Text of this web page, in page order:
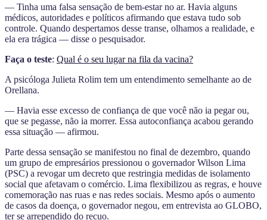
— Tinha uma falsa sensação de bem-estar no ar. Havia alguns
médicos, autoridades e políticos afirmando que estava tudo sob
controle. Quando despertamos desse transe, olhamos a realidade, e
ela era trágica — disse o pesquisador.
Faça o teste: Qual é o seu lugar na fila da vacina?
A psicóloga Julieta Rolim tem um entendimento semelhante ao de
Orellana.
— Havia esse excesso de confiança de que você não ia pegar ou,
que se pegasse, não ia morrer. Essa autoconfiança acabou gerando
essa situação — afirmou.
Parte dessa sensação se manifestou no final de dezembro, quando
um grupo de empresários pressionou o governador Wilson Lima
(PSC) a revogar um decreto que restringia medidas de isolamento
social que afetavam o comércio. Lima flexibilizou as regras, e houve
comemoração nas ruas e nas redes sociais. Mesmo após o aumento
de casos da doença, o governador negou, em entrevista ao GLOBO,
ter se arrependido do recuo.